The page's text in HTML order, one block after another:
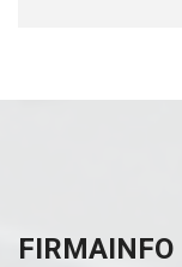
FIRMAINFO